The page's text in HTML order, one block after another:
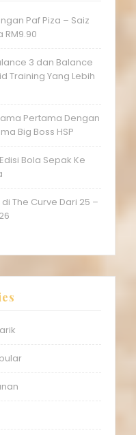
Paf Piza – Saiz
RM9.90
3 dan Balance
Training Yang Lebih
Pertama Dengan
Big Boss HSP
Bola Sepak Ke
The Curve Dari 25 –